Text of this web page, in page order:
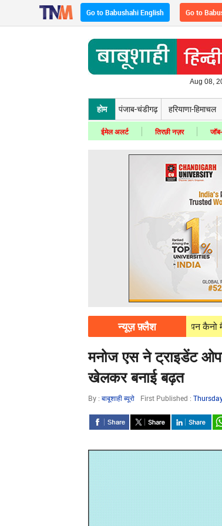
Go to Babushahi English Go to
Aug 08,
होम पंजाब-चंडीगढ़ हरियाणा-हिमाचल
ईमेल अलर्ट तिरछी नज़र
न्यूज़ फ़्लैश
जापान में जगनबीर बाजवा ने एशियन कैनो मैराथन
मनोज एस ने ट्राइडेंट
खेलकर बनाई बढ़त
By : बाबूशाही ब्यूरो First Published :